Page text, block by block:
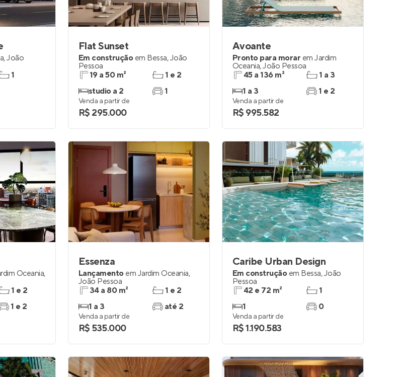
,João
1
Flat Sunset
Em construção em Bessa,João
Pessoa
19 a 50 m²
studio a 2
1 e 2
1
Venda a partir de
R$ 295.000
Avoante
Pronto para morar em Jardim
Oceania,João Pessoa
45 a 136 m²
1 a 3
1 a 3
1 e 2
Venda a partir de
R$ 995.582
Oceania,
1 e 2
1 e 2
Essenza
Lançamento em Jardim Oceania,
João Pessoa
34 a 80 m²
1 a 3
1 e 2
até 2
Venda a partir de
R$ 535.000
Caribe Urban Design
Em construção em Bessa,João
Pessoa
42 e 72 m²
1
1
0
Venda a partir de
R$ 1.190.583